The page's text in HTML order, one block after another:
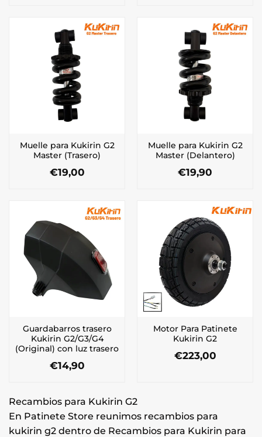
Muelle para Kukirin G2
Master (Trasero)
€19,00
Muelle para Kukirin G2
Master (Delantero)
€19,90
Guardabarros trasero
Kukirin G2/G3/G4
(Original) con luz trasero
€14,90
Motor Para Patinete
Kukirin G2
€223,00
Recambios para Kukirin G2
En Patinete Store reunimos recambios para
kukirin g2 dentro de Recambios para Kukirin para